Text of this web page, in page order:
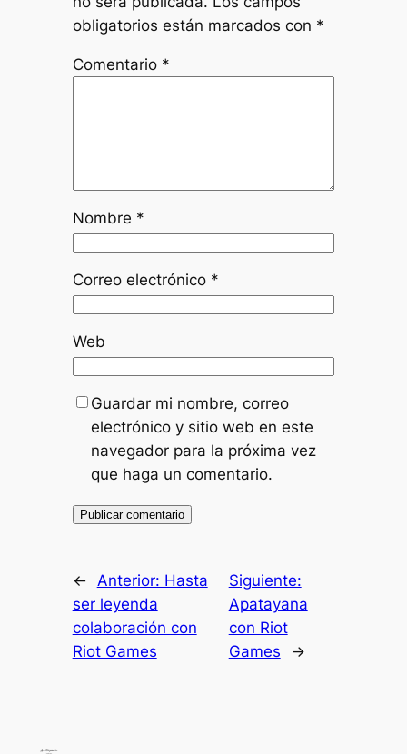
obligatorios están marcados con *
Comentario *
Nombre *
Correo electrónico *
Web
Guardar mi nombre, correo
electrónico y sitio web en este
navegador para la próxima vez
que haga un comentario.
← Anterior: Hasta
ser leyenda
colaboración con
Riot Games
Siguiente:
Apatayana
con Riot
Games
→